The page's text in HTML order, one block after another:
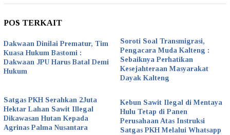
POS TERKAIT
Dakwaan Dinilai Prematur, Tim
Kuasa Hukum Bastomi :
Dakwaan JPU Harus Batal Demi
Hukum
Soroti Soal Transmigrasi,
Pengacara Muda Kalteng :
Sebaiknya Perhatikan
Kesejahteraan Masyarakat
Dayak Kalteng
Satgas PKH Serahkan 2Juta
Hektar Lahan Sawit Illegal
Dikawasan Hutan Kepada
Agrinas Palma Nusantara
Kebun Sawit Ilegal di Mentaya
Hulu Tetap di Panen
Perusahaan Atas Instruksi
Satgas PKH Melalui Whatsapp